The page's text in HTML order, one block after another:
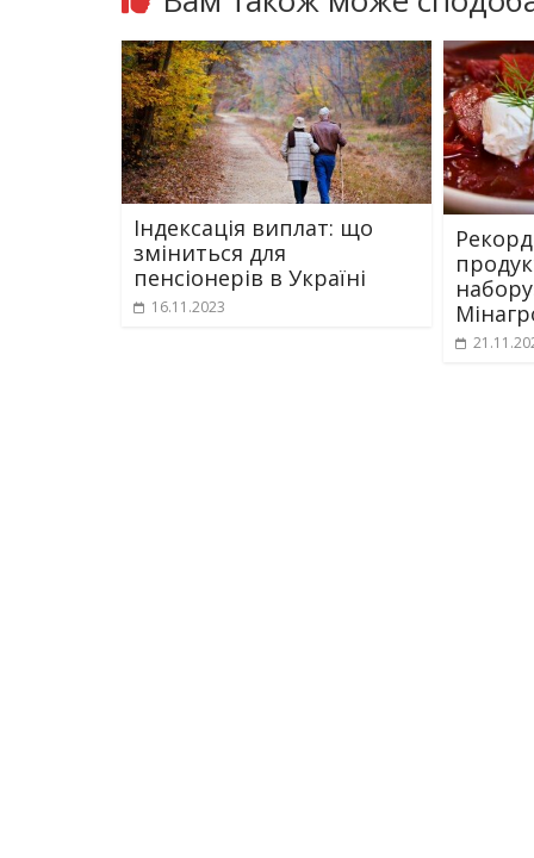
Індексація виплат: що
зміниться для
пенсіонерів в Україні
16.11.2023